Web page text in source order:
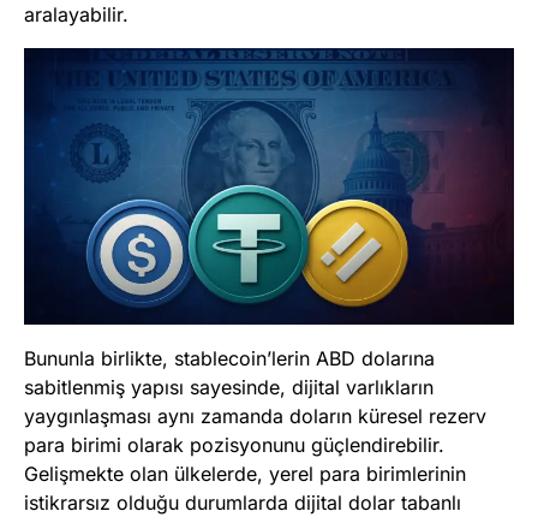
aralayabilir.
Bununla birlikte, stablecoin’lerin ABD dolarına
sabitlenmiş yapısı sayesinde, dijital varlıkların
yaygınlaşması aynı zamanda doların küresel rezerv
para birimi olarak pozisyonunu güçlendirebilir.
Gelişmekte olan ülkelerde, yerel para birimlerinin
istikrarsız olduğu durumlarda dijital dolar tabanlı